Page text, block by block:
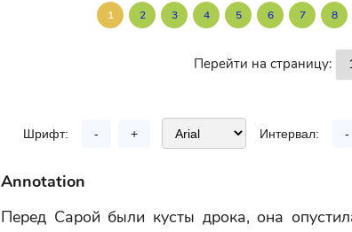
1 2 3 4 5 6 7 8
Перейти на страницу:
Шрифт: - + Интервал: -
Annotation
Перед Сарой были кусты дрока, она